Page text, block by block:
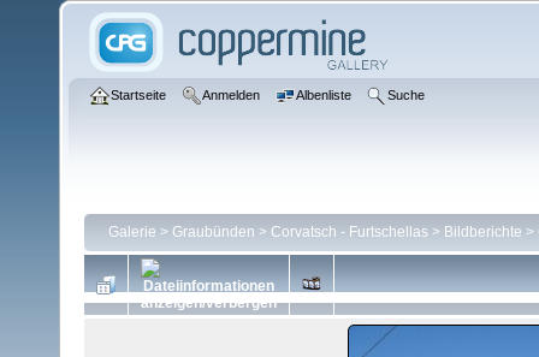
Startseite Anmelden Albenliste Suche
Galerie > Graubünden > Corvatsch - Furtschellas > Bildberichte >